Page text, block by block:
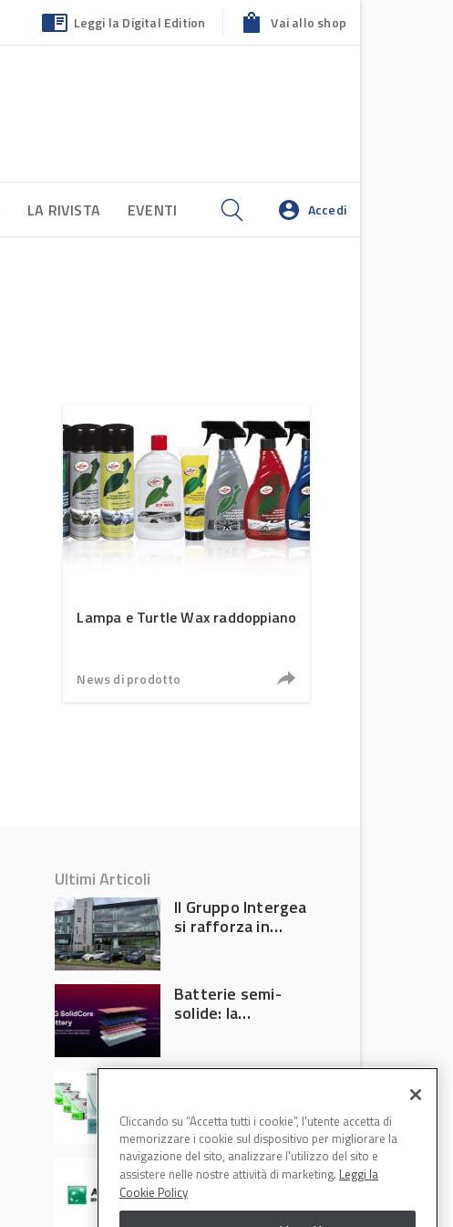
Leggi la Digital Edition Vai allo shop
LA RIVISTA EVENTI Accedi
Lampa e Turtle Wax raddoppiano
News di prodotto
Ultimi Articoli
Il Gruppo Intergea
si rafforza in
Batterie semi-
solide: la
accelerare la
Cure Low Energy: la
tecnologia che
riduce consumi
energetici e
aumenta la
produttività in
ARVAL finalizza
l’acquisizione di
Athlon
Cliccando su “Accetta tutti i cookie”, l'utente accetta di
memorizzare i cookie sul dispositivo per migliorare la
navigazione del sito, analizzare l'utilizzo del sito e
assistere nelle nostre attività di marketing. Leggi la
Cookie Policy